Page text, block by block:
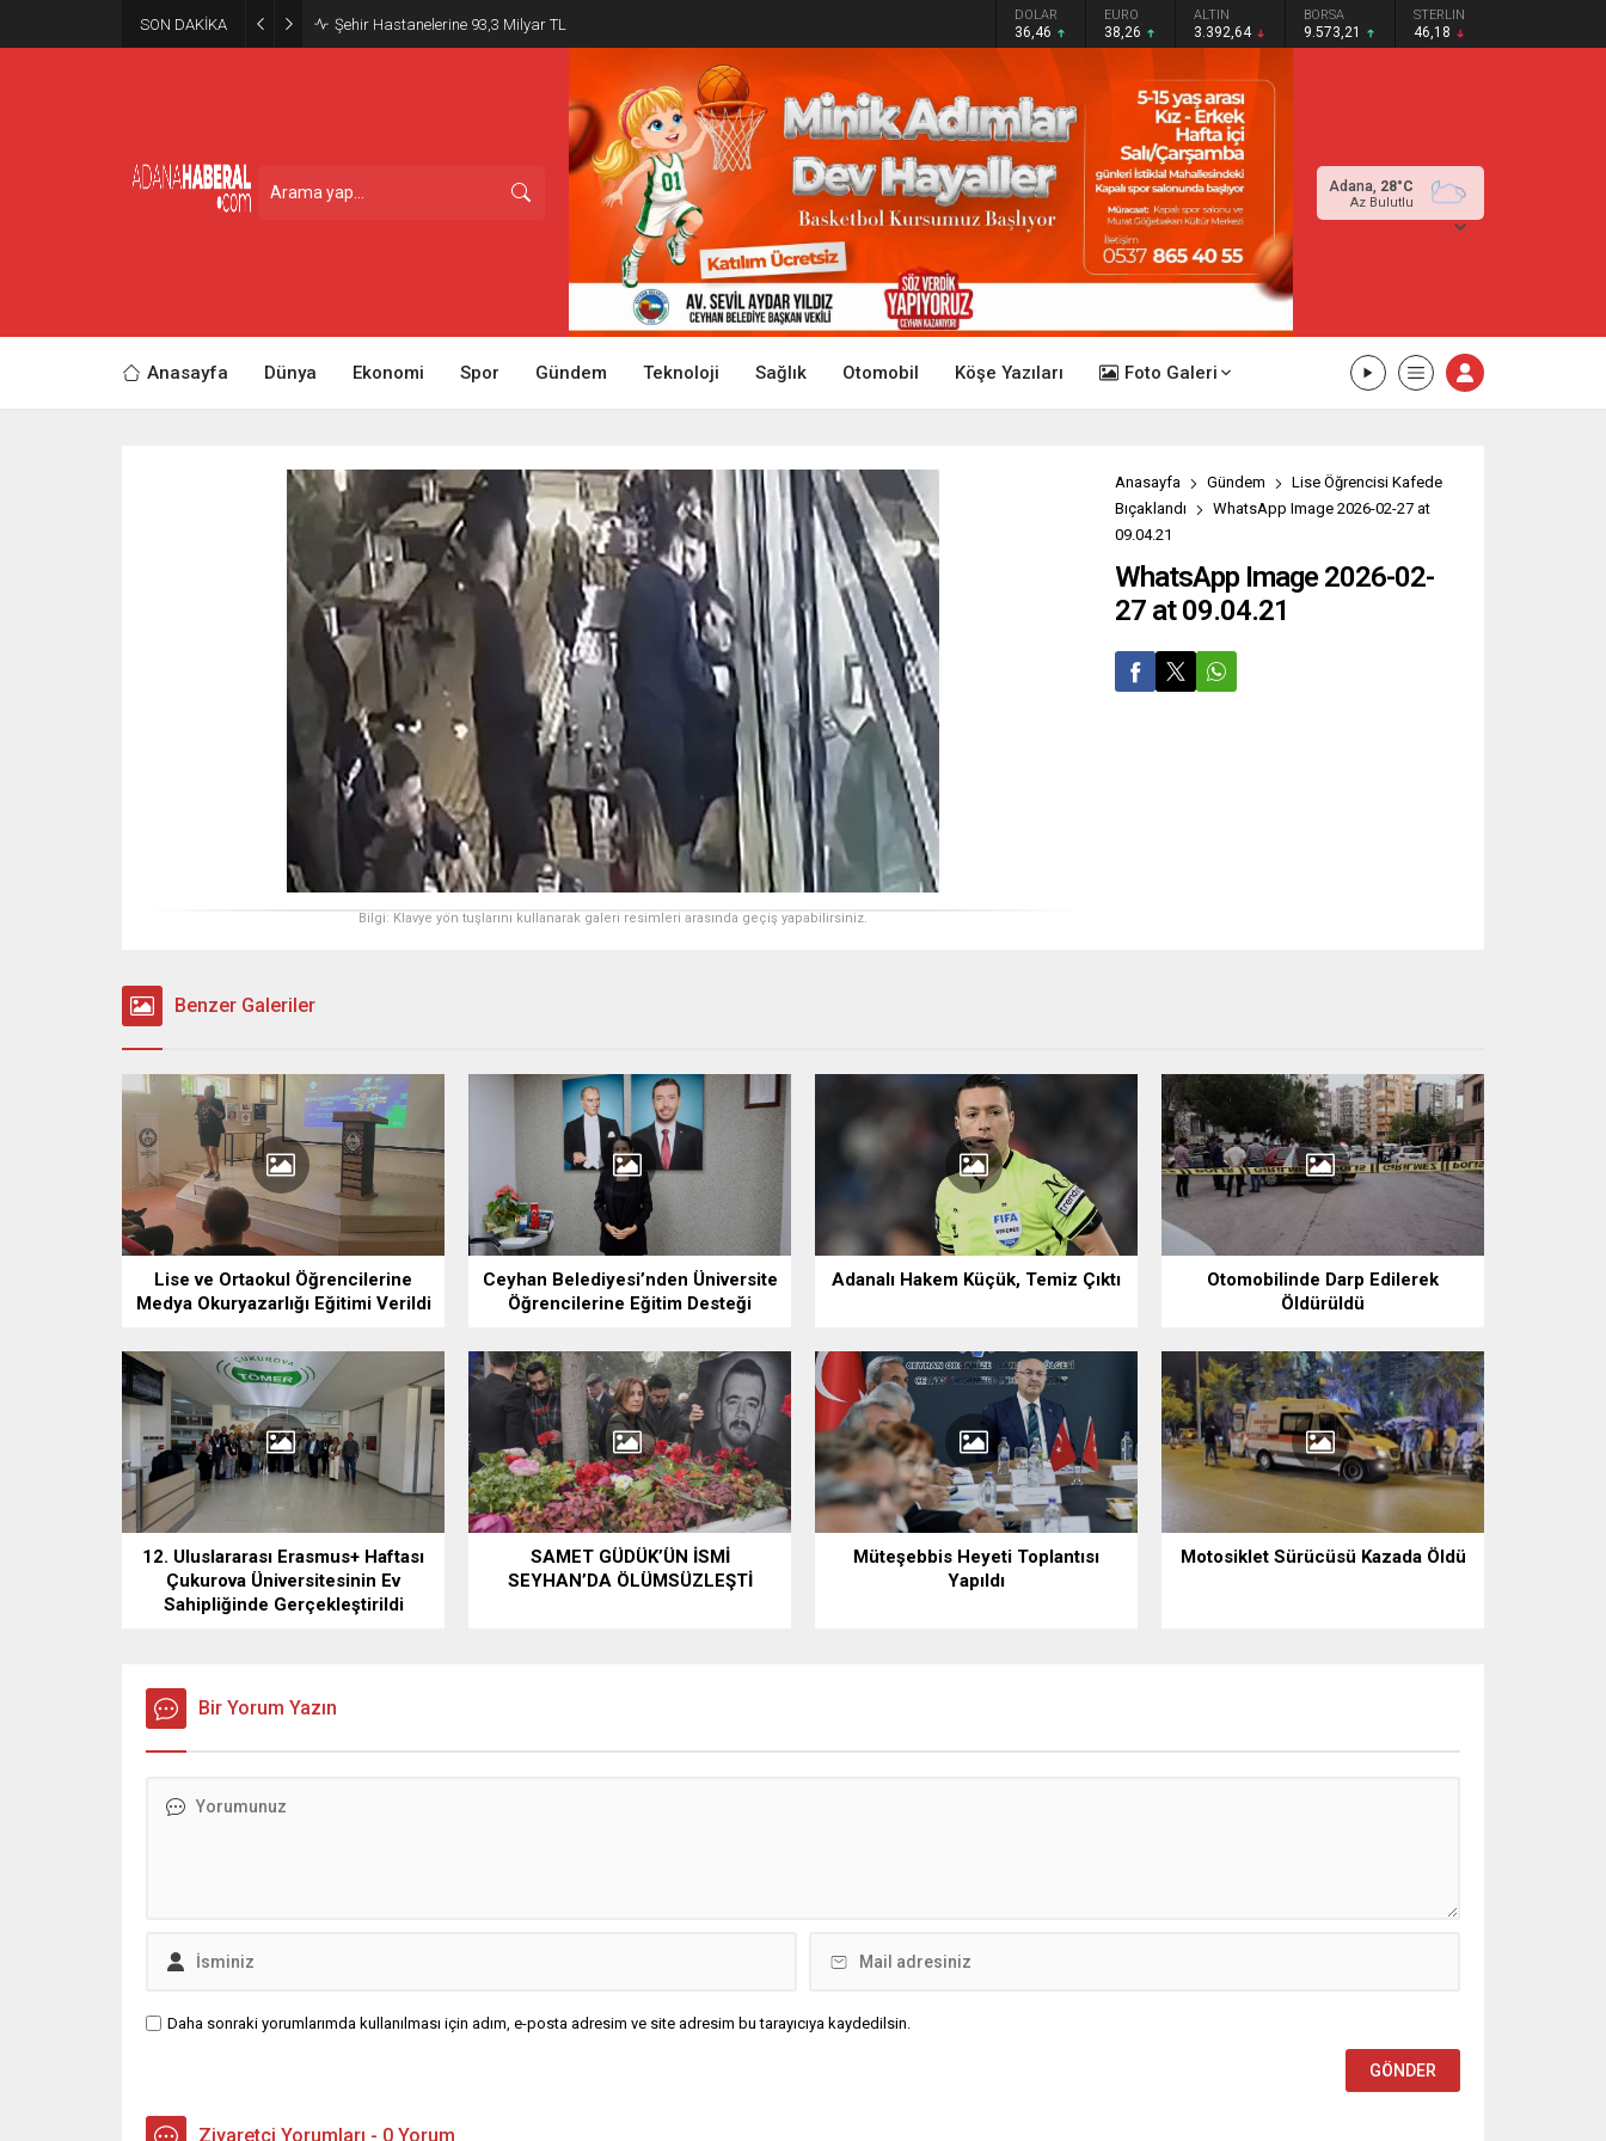
SON DAKİKA Şehir Hastanelerine 93,3 Milyar TL DOLAR
36,46
EURO
38,26
ALTIN
3.392,64
BORSA
9.573,21
STERLIN
46,18
Adana, 28°C
Az Bulutlu
Anasayfa Dünya Ekonomi Spor Gündem Teknoloji Sağlık Otomobil Köşe Yazıları Foto Galeri
Bilgi: Klavye yön tuşlarını kullanarak galeri resimleri arasında geçiş yapabilirsiniz.
Anasayfa Gündem
Lise Öğrencisi Kafede
Bıçaklandı
WhatsApp Image 2026-02-27 at
09.04.21
WhatsApp Image 2026-02-
27 at 09.04.21
Benzer Galeriler
Lise ve Ortaokul Öğrencilerine
Medya Okuryazarlığı Eğitimi Verildi
Ceyhan Belediyesi’nden Üniversite
Öğrencilerine Eğitim Desteği
Adanalı Hakem Küçük, Temiz Çıktı
Otomobilinde Darp Edilerek
Öldürüldü
12. Uluslararası Erasmus+ Haftası
Çukurova Üniversitesinin Ev
Sahipliğinde Gerçekleştirildi
SAMET GÜDÜK’ÜN İSMİ
SEYHAN’DA ÖLÜMSÜZLEŞTİ
Müteşebbis Heyeti Toplantısı
Yapıldı
Motosiklet Sürücüsü Kazada Öldü
Bir Yorum Yazın
Daha sonraki yorumlarımda kullanılması için adım, e-posta adresim ve site adresim bu tarayıcıya kaydedilsin.
Ziyaretçi Yorumları - 0 Yorum